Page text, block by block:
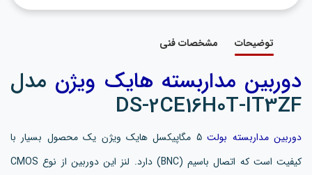
توضیحات مشخصات فنی
دوربین مداربسته هایک ویژن مدل
DS-2CE16H0T-IT3ZF
دوربین مداربسته بولت
5 مگاپیکسل هایک ویژن یک محصول بسیار با
کیفیت است که اتصال باسیم (BNC) دارد. لنز این دوربین از نوع CMOS